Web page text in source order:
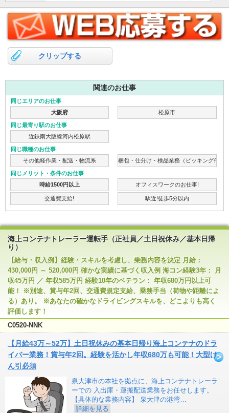
クリップする
関連のお仕事
同じエリアのお仕事
大阪府
松原市
同じ最寄り駅のお仕事
近鉄南大阪線河内松原駅
同じ職種のお仕事
その他軽作業・配送・物流系
梱包・仕分け・検品業務（ピッキング作業
同じメリット・条件のお仕事
時給1500円以上
オフィスワークのお仕事!
交通費支給! 駅近!徒歩5分以内
海上コンテナトレーラー運転手（正社員／土日祝休み／基本日帰
り）
【給与・収入例】経験・スキルを考慮し、乗務内容を決定 月給：
430,000円 ～ 520,000円 確かな実績に基づく収入例 海コン経験3年： 月
収45万円 ／ 年収585万円 経験10年のベテラン： 年収680万円以上可
能！ ※別途、賞与年2回、交通費規定支給、乗務手当（荷物や距離によ
る）あり。 ※あなたの確かなドライビングスキルを、どこよりも高く
評価します！
C0520-NNK
【月給43万～52万】土日祝休みの基本日帰り海上コンテナのドラ
イバー業務！賞与年2回。経験を活かし年収680万も可能！大型け
ん引必須
泉大津市の本社を拠点に、海上コンテナトレーラ
ーでの 入出庫・運搬配送業務をお任せします。
【具体的な業務内容】 泉大津の港湾…
詳細を見る